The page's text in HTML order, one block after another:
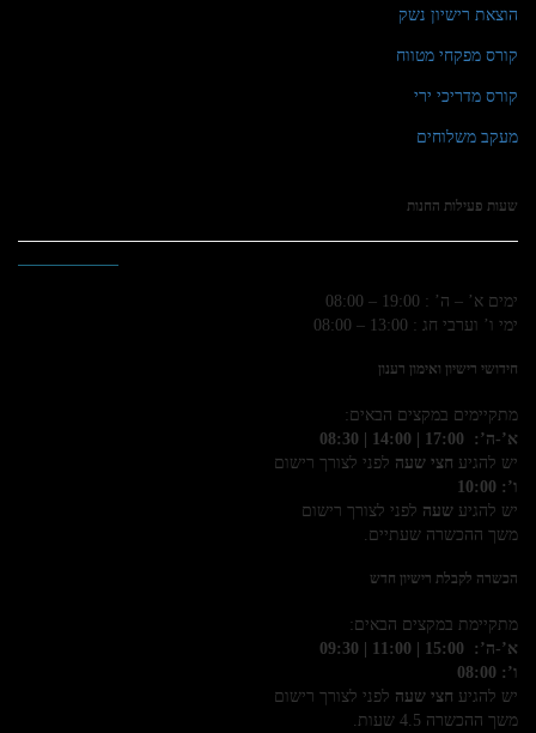
הוצאת רישיון נשק
קורס מפקחי מטווח
קורס מדריכי ירי
מעקב משלוחים
שעות פעילות החנות
ימים א’ – ה’ : 19:00 – 08:00
ימי ו’ וערבי חג : 13:00 – 08:00
חידושי רישיון ואימון רענון
מתקיימים במקצים הבאים:
א’-ה’: 17:00 | 14:00 | 08:30
יש להגיע חצי שעה לפני לצורך רישום
ו’: 10:00
יש להגיע שעה לפני לצורך רישום
משך ההכשרה שעתיים.
הכשרה לקבלת רישיון חדש
מתקיימת במקצים הבאים:
א’-ה’: 15:00 | 11:00 | 09:30
ו’: 08:00
יש להגיע חצי שעה לפני לצורך רישום
משך ההכשרה 4.5 שעות.